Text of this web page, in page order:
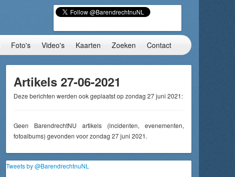
Foto's Video's Kaarten Zoeken Contact
Artikels 27-06-2021
Deze berichten werden ook geplaatst op zondag 27 juni 2021:
Geen BarendrechtNU artikels (incidenten, evenementen,
fotoalbums) gevonden voor zondag 27 juni 2021.
Tweets by @BarendrechtnuNL